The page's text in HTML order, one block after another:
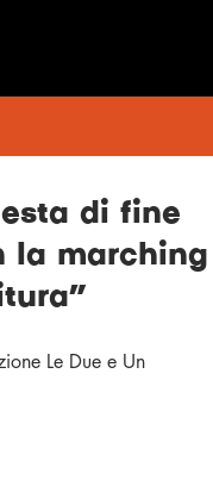
di fine
la marching
Le Due e Un